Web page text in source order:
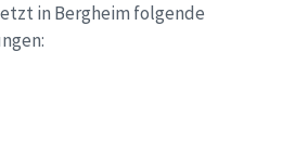
in Bergheim folgende